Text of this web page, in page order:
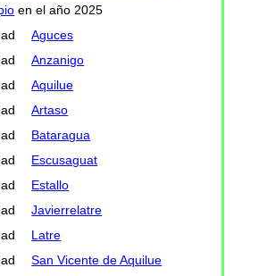
en el año 2025
Aguces
Anzanigo
Aquilue
Artaso
Bataragua
Escusaguat
Estallo
Javierrelatre
Latre
San Vicente de Aquilue